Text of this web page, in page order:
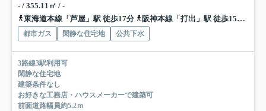
- / 355.11㎡ / -
東海道本線「芦屋」駅 徒歩17分
阪神本線「打出」駅 徒歩15分
都市ガス 閑静な住宅地 公共下水
3路線3駅利用可
閑静な住宅地
建築条件なし
お好きな工務店・ハウスメーカーで建築可
前面道路幅員約5.2ｍ